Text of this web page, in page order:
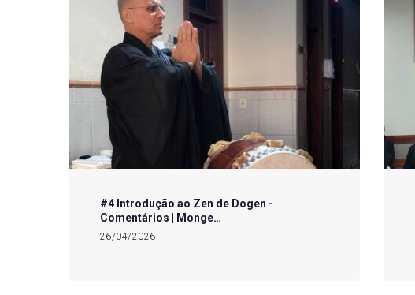
#4 Introdução ao Zen de Dogen -
Comentários | Monge…
26/04/2026